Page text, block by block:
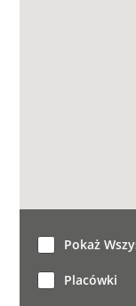
Pokaż
Placówki